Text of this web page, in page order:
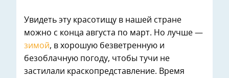
Увидеть эту красотищу в нашей стране
можно с конца августа по март. Но лучше —
зимой, в хорошую безветренную и
безоблачную погоду, чтобы тучи не
застилали краскопредставление. Время